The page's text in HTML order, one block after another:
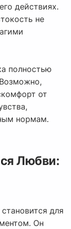
действиях.
не
полностью
от
нормам.
Любви:
для
Он